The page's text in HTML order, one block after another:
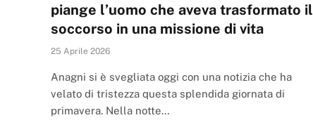
piange l’uomo che aveva trasformato il
soccorso in una missione di vita
25 Aprile 2026
Anagni si è svegliata oggi con una notizia che ha
velato di tristezza questa splendida giornata di
primavera. Nella notte…